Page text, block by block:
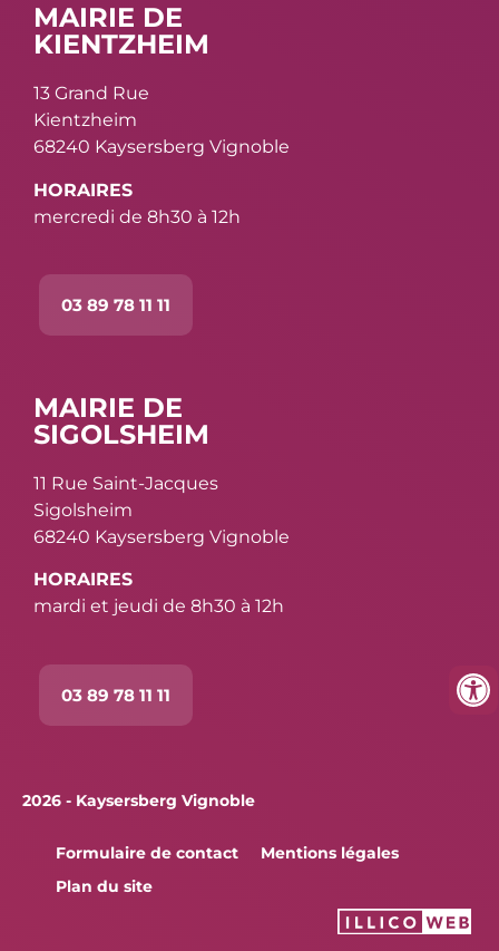
MAIRIE DE
KIENTZHEIM
13 Grand Rue
Kientzheim
68240 Kaysersberg Vignoble
HORAIRES
mercredi de 8h30 à 12h
03 89 78 11 11
MAIRIE DE
SIGOLSHEIM
11 Rue Saint-Jacques
Sigolsheim
68240 Kaysersberg Vignoble
HORAIRES
mardi et jeudi de 8h30 à 12h
03 89 78 11 11
2026 - Kaysersberg Vignoble
Formulaire de contact
Mentions légales
Plan du site